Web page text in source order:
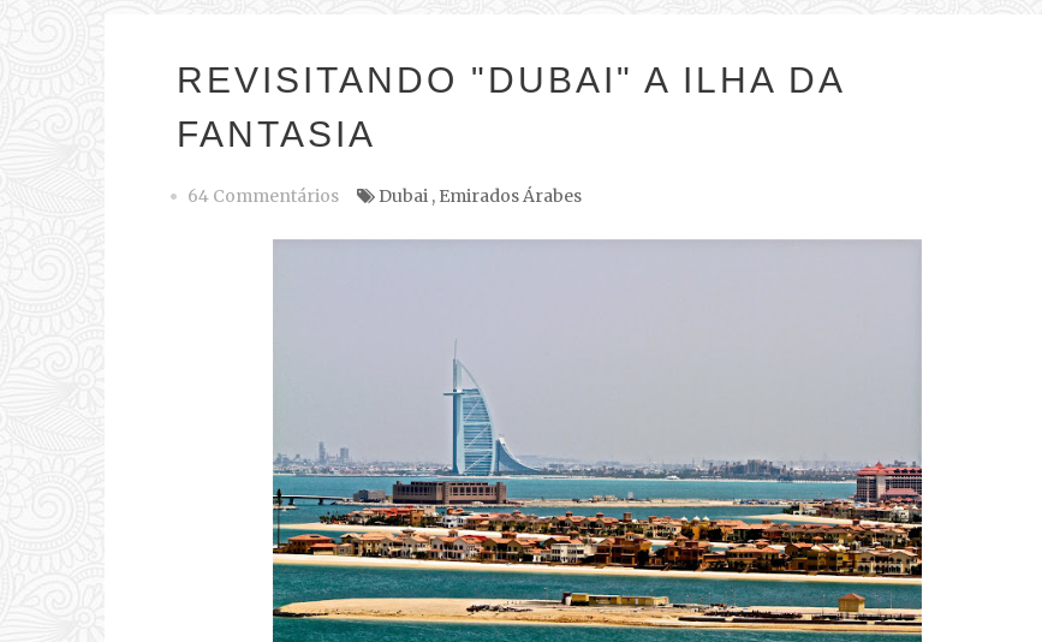
REVISITANDO "DUBAI" A ILHA DA
FANTASIA
64 Commentários Dubai , Emirados Árabes